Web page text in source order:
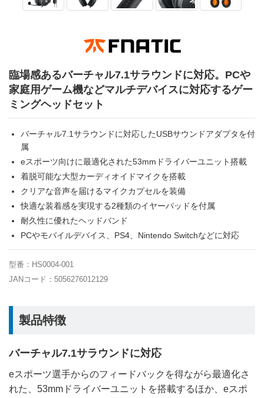
臨場感あるバーチャル7.1サラウンドに対応。PCや
家庭用ゲーム機などマルチデバイスに対応するゲー
ミングヘッドセット
バーチャル7.1サラウンドに対応したUSBサウンドアダプタを付
属
eスポーツ向けに最適化された53mmドライバーユニット搭載
着脱可能な大型カーディオイドマイクを搭載
クリアな音声を届けるマイクカプセルを装備
快適な装着感を実現する2種類のイヤーパッドを付属
耐久性に優れたヘッドバンド
PCやモバイルデバイス、PS4、Nintendo Switchなどに対応
型番：HS0004-001
JANコード：5056276012129
製品特徴
バーチャル7.1サラウンドに対応
eスポーツ選手からのフィードバックを得ながら最適化さ
れた、53mmドライバーユニットを搭載するほか、eスポ